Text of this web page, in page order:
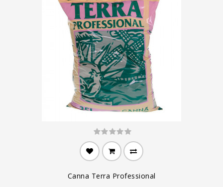
Canna Terra Professional